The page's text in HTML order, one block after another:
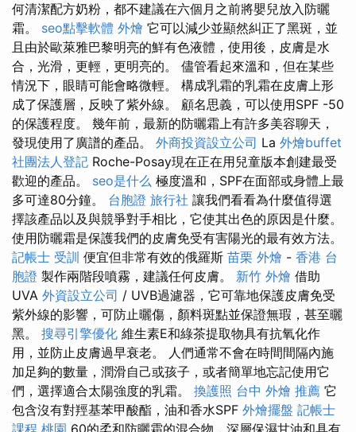
何清潔配方奶粉，都不建議在六個月之前將嬰兒放入防曬
霜。 seo點擊軟體 外燴 它可以減少並顯然糾正了黑斑，並
且由於歐萊雅巴黎明亮的鮮有色液體，使用後，皮膚是水
合，光滑，更輕，更明亮的。 儘管看起來溫和，但在某些
情況下，眼睛可能會略微輕。 構成乳霜的乳霜在皮膚上形
成了保護層，反映了紫外線。 顧名思義，可以使用SPF -50
的保護程度。 幾年前，最新的防曬霜上有許多美容聊天，
發現使用了廣譜的產品。 外商投資設立公司 La 外燴buffet
社團法人登記 Roche-Posay現在正在用兒童版本創建最受
歡迎的產品。 seo是什么 極度溫和，SPF在面部或身體上最
多可達80分鐘。 台胞證 旅行社 讓我們看看為什麼值得選
擇該產品以及與競爭對手相比，它使其出色的原因是什麼。
使用防曬霜是保護我們的皮膚免受有害陽光的最有效方法。
記帳士 受訓 便宜但非常有效的俄羅斯 苗栗 外燴 - 香港 台
胞證 製作兩階段噴霧，建議任何皮膚。 新竹 外燴 借助
UVA 外資設立公司 / UVB過濾器，它可靠地保護皮膚免受
紫外線的影響，可防止曬傷，顏料斑點並保證無瑕，甚至曬
黑。 搜尋引擎優化 維生素E和綠茶提取物具有抗氧化作
用，並防止皮膚過早衰老。 人們通常不會在時間間隔內施
加足夠的數量，潤滑自己或孩子，或者簡單地忘記使用它
們，選擇適合太陽強度的乳霜。 換護照 台中 外燴 推薦 它
包含沒有對羥基苯甲酸酯，油和香水SPF 外燴擺盤 記帳士
課程 桃園 60的柔和防曬霜的混合物，深層保濕甘油和具有